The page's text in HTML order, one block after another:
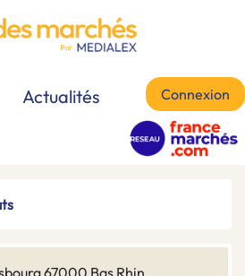
Actualités Connexion